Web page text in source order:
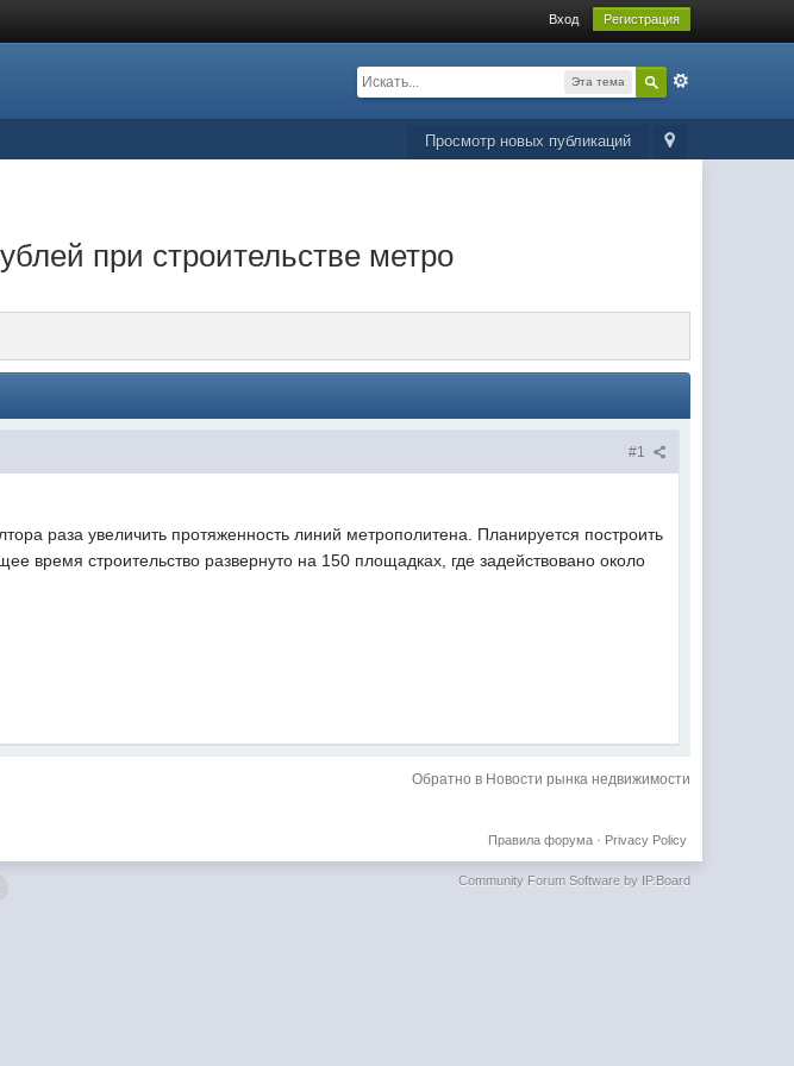
Вход Регистрация
Эта тема
Просмотр новых публикаций
при строительстве метро
#1
раза увеличить протяженность линий метрополитена. Планируется построить
время строительство развернуто на 150 площадках, где задействовано около
Обратно в Новости рынка недвижимости
Privacy Policy
Правила форума·
Community Forum Software by IP.Board